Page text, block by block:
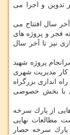
تدوین و اجرا می
پروژه تا آخر سال افتتاح می
فجر و پروژه های
نیز تا آخر سال
پروژه شهید
كار مدیریت شهری
اندازی بزرگراه
با بخش خصوصی
از پارك سرخه
مطالعات نهایی
پارك سرخه حصار